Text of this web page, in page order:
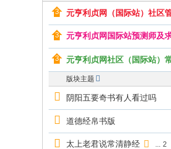
国
元亨利贞网（国际站）社区
元亨利贞网国际站预测师及
元亨利贞网社区（国际站）
版块主题
阴阳五要奇书有人看过吗
道德经帛书版
太上老君说常清静经 ... 2